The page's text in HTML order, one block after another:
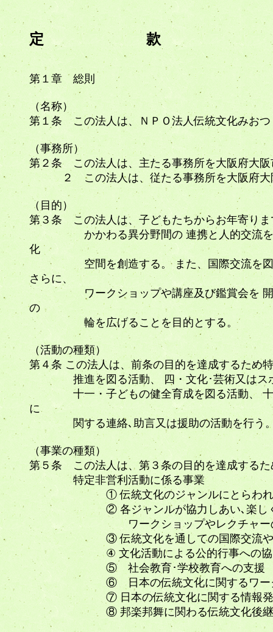
定 款
第１章 総則
（名称）
第１条 この法人は、ＮＰＯ法人伝統文化みおつ
（事務所）
第２条 この法人は、主たる事務所を大阪府大
２ この法人は、従たる事務所を大阪府大阪
（目的）
第３条 この法人は、子どもたちからお年寄り
かかわる異分野間の 連携と人的交流を図
化
空間を創造する。 また、国際交流を図り､
さらに、
ワークショップや講座及び鑑賞会を 開催
の
輪を広げることを目的とする。
（活動の種類）
第４条 この法人は、前条の目的を達成するため
推進を図る活動、 四・文化･芸術又はスポ
十一・子どもの健全育成を図る活動、 十二
に
関する連絡､助言又は援助の活動を行う
（事業の種類）
第５条 この法人は、第３条の目的を達成す
特定非営利活動に係る事業
① 伝統文化のジャンルにとらわれな
② 各ジャンルが協力しあい､楽しく気
ワークショップやレクチャーの
③ 伝統文化を通しての国際交流や後継
④ 文化活動による公的行事への協
⑤ 社会教育･学校教育への支援 生涯
⑥ 日本の伝統文化に関するワークシ
⑦ 日本の伝統文化に関する情報発
⑧ 邦楽邦舞に関わる伝統文化後継者